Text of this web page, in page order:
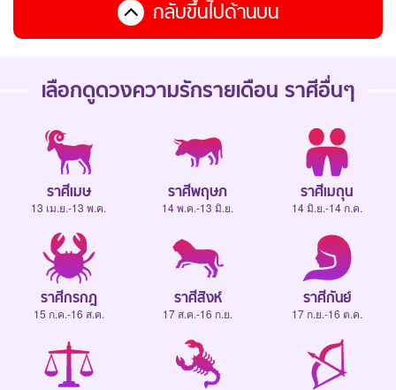
กลับขึ้นไปด้านบน
เลือกดูดวงความรักรายเดือน ราศีอื่นๆ
ราศีเมษ
13 เม.ย.-13 พ.ค.
ราศีพฤษภ
14 พ.ค.-13 มิ.ย.
ราศีเมถุน
14 มิ.ย.-14 ก.ค.
ราศีกรกฎ
15 ก.ค.-16 ส.ค.
ราศีสิงห์
17 ส.ค.-16 ก.ย.
ราศีกันย์
17 ก.ย.-16 ต.ค.